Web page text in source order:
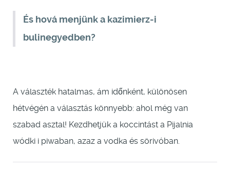
És hová menjünk a kazimierz-i
bulinegyedben?
A választék hatalmas, ám időnként, különösen
hétvégén a választás könnyebb: ahol még van
szabad asztal! Kezdhetjük a koccintást a Pijalnia
wódki i piwaban, azaz a vodka és sörivóban.